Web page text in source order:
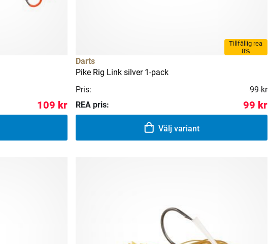
109 kr
Tillfällig rea
8%
Darts
Pike Rig Link silver 1-pack
Pris:
99 kr
REA pris:
99 kr
Välj variant